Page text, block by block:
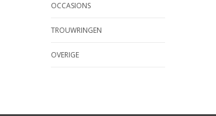
OCCASIONS
TROUWRINGEN
OVERIGE